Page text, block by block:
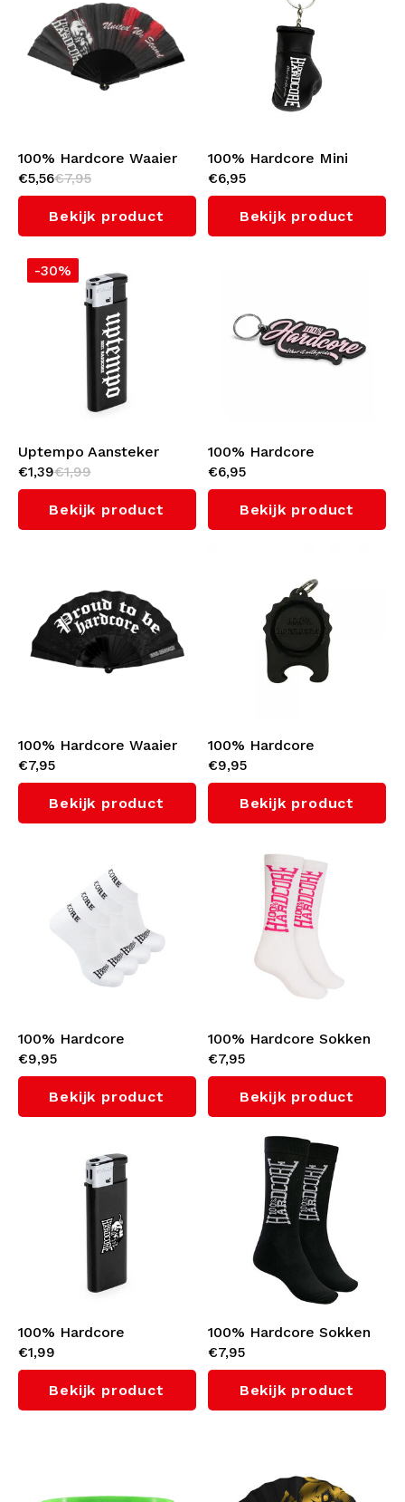
100% Hardcore Waaier
'Red Mark'
€5,56€7,95
Bekijk product
100% Hardcore Mini
Boxing Gloves
Sleutelhanger 'Essential'
€6,95
Bekijk product
-30%
Uptempo Aansteker
'Essential'
€1,39€1,99
Bekijk product
100% Hardcore
Rubberen Sleutelhanger
'Script'
€6,95
Bekijk product
100% Hardcore Waaier
'Proud to be Hardcore'
€7,95
Bekijk product
100% Hardcore
Flessendop (Black)
€9,95
Bekijk product
100% Hardcore
Enkelsokken 2-Pack
(White)
€9,95
Bekijk product
100% Hardcore Sokken
(Pink)
€7,95
Bekijk product
100% Hardcore
Aansteker 'Branded
Rage'
€1,99
Bekijk product
100% Hardcore Sokken
(Black)
€7,95
Bekijk product